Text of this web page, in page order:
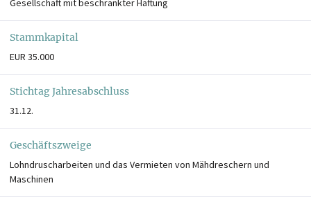
Gesellschaft mit beschränkter Haftung
Stammkapital
EUR 35.000
Stichtag Jahresabschluss
31.12.
Geschäftszweige
Lohndruscharbeiten und das Vermieten von Mähdreschern und
Maschinen